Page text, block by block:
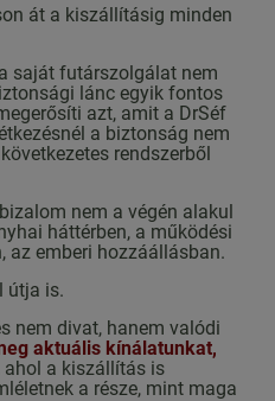
át a kiszállításig minden
saját futárszolgálat nem
lánc egyik fontos
azt, amit a DrSéf
a biztonság nem
rendszerből
nem a végén alakul
háttérben, a működési
az emberi hozzáállásban.
útja is.
nem divat, hanem valódi
aktuális kínálatunkat,
ahol a kiszállítás is
a része, mint maga